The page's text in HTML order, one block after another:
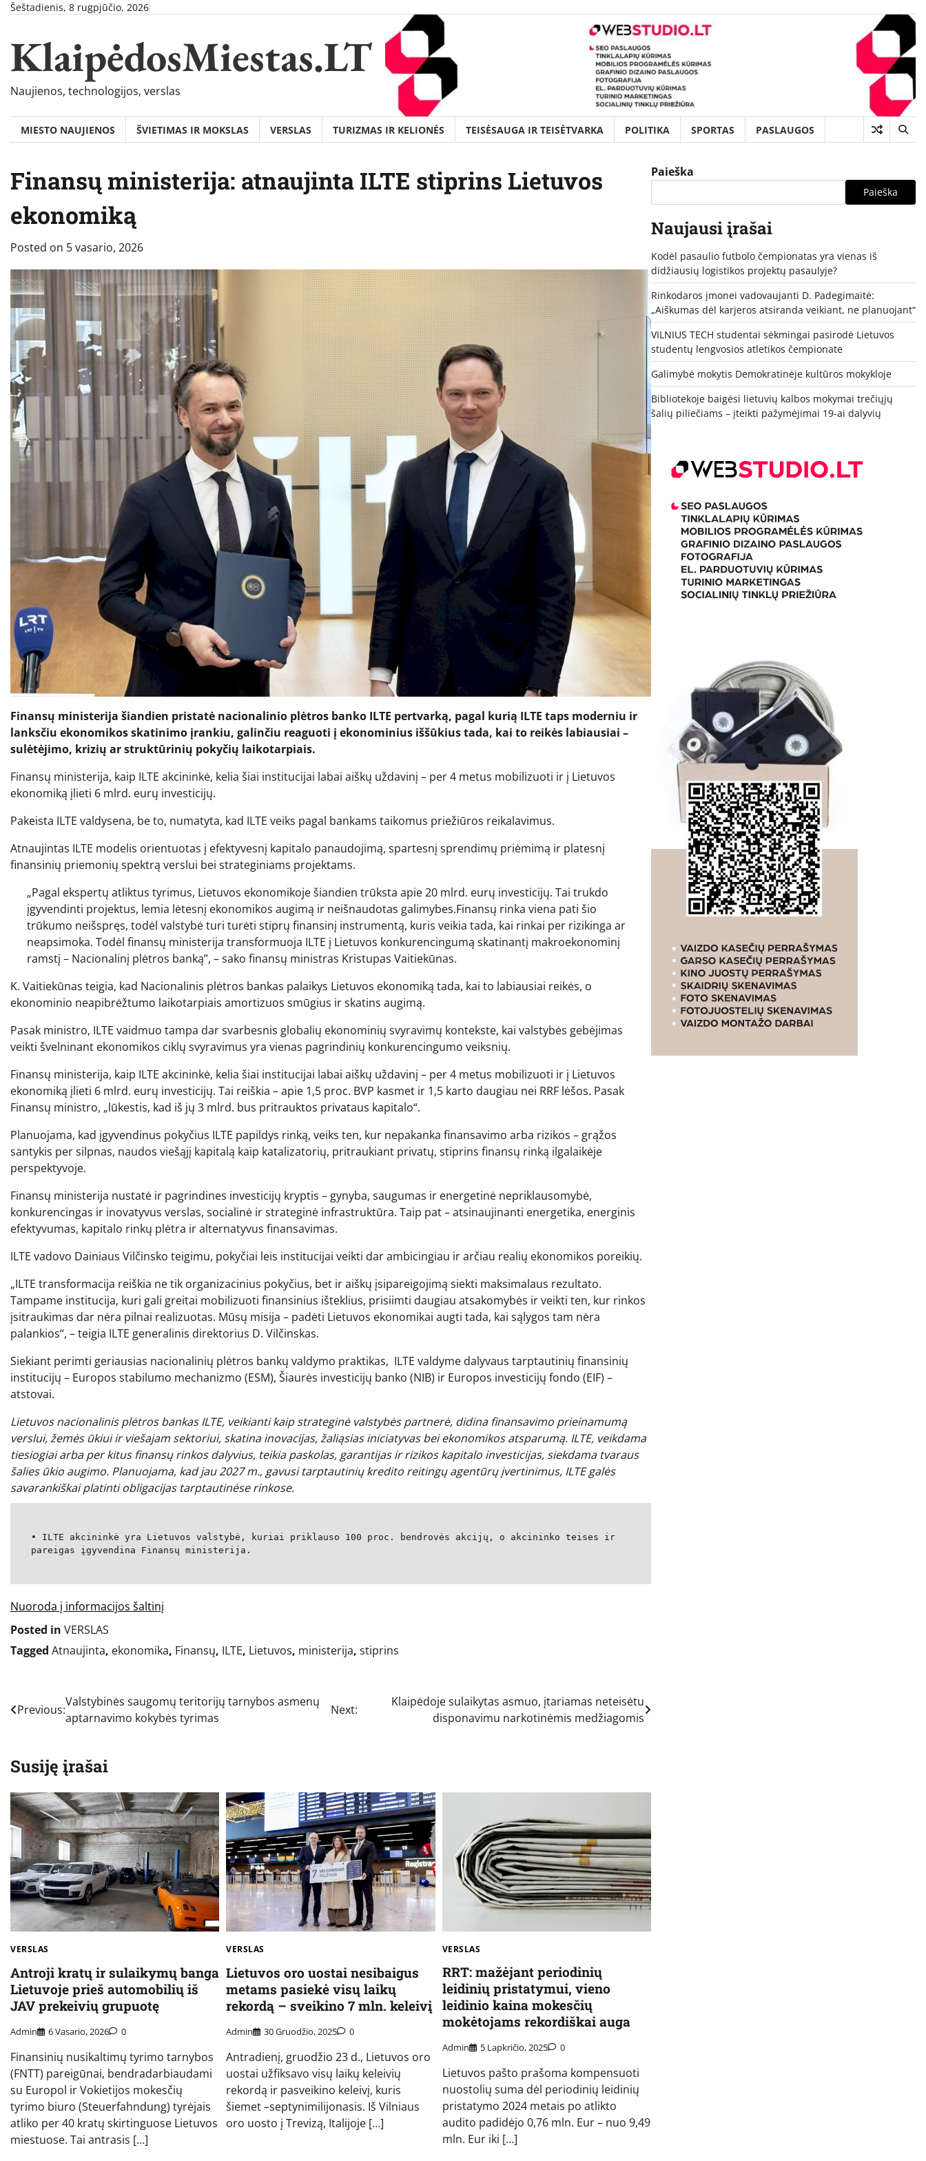
Skip
content
Šeštadienis, 8 rugpjūčio, 2026
KlaipėdosMiestas.LT
Naujienos, technologijos, verslas
MIESTO NAUJIENOS ŠVIETIMAS IR MOKSLAS VERSLAS TURIZMAS IR KELIONĖS TEISĖSAUGA IR TEISĖTVARKA POLITIKA SPORTAS PASLAUGOS
Finansų ministerija: atnaujinta ILTE stiprins Lietuvos
ekonomiką
Posted on 5 vasario, 2026
Finansų ministerija šiandien pristatė nacionalinio plėtros banko ILTE pertvarką, pagal kurią ILTE taps moderniu ir
lanksčiu ekonomikos skatinimo įrankiu, galinčiu reaguoti į ekonominius iššūkius tada, kai to reikės labiausiai –
sulėtėjimo, krizių ar struktūrinių pokyčių laikotarpiais.
Finansų ministerija, kaip ILTE akcininkė, kelia šiai institucijai labai aiškų uždavinį – per 4 metus mobilizuoti ir į Lietuvos
ekonomiką įlieti 6 mlrd. eurų investicijų.
Pakeista ILTE valdysena, be to, numatyta, kad ILTE veiks pagal bankams taikomus priežiūros reikalavimus.
Atnaujintas ILTE modelis orientuotas į efektyvesnį kapitalo panaudojimą, spartesnį sprendimų priėmimą ir platesnį
finansinių priemonių spektrą verslui bei strateginiams projektams.
„Pagal ekspertų atliktus tyrimus, Lietuvos ekonomikoje šiandien trūksta apie 20 mlrd. eurų investicijų. Tai trukdo
įgyvendinti projektus, lemia lėtesnį ekonomikos augimą ir neišnaudotas galimybes.Finansų rinka viena pati šio
trūkumo neišspręs, todėl valstybė turi turėti stiprų finansinį instrumentą, kuris veikia tada, kai rinkai per rizikinga ar
neapsimoka. Todėl finansų ministerija transformuoja ILTE į Lietuvos konkurencingumą skatinantį makroekonominį
ramstį – Nacionalinį plėtros banką”, – sako finansų ministras Kristupas Vaitiekūnas.
K. Vaitiekūnas teigia, kad Nacionalinis plėtros bankas palaikys Lietuvos ekonomiką tada, kai to labiausiai reikės, o
ekonominio neapibrėžtumo laikotarpiais amortizuos smūgius ir skatins augimą.
Pasak ministro, ILTE vaidmuo tampa dar svarbesnis globalių ekonominių svyravimų kontekste, kai valstybės gebėjimas
veikti švelninant ekonomikos ciklų svyravimus yra vienas pagrindinių konkurencingumo veiksnių.
Finansų ministerija, kaip ILTE akcininkė, kelia šiai institucijai labai aiškų uždavinį – per 4 metus mobilizuoti ir į Lietuvos
ekonomiką įlieti 6 mlrd. eurų investicijų. Tai reiškia – apie 1,5 proc. BVP kasmet ir 1,5 karto daugiau nei RRF lėšos. Pasak
Finansų ministro, „lūkestis, kad iš jų 3 mlrd. bus pritrauktos privataus kapitalo“.
Planuojama, kad įgyvendinus pokyčius ILTE papildys rinką, veiks ten, kur nepakanka finansavimo arba rizikos – grąžos
santykis per silpnas, naudos viešąjį kapitalą kaip katalizatorių, pritraukiant privatų, stiprins finansų rinką ilgalaikėje
perspektyvoje.
Finansų ministerija nustatė ir pagrindines investicijų kryptis – gynyba, saugumas ir energetinė nepriklausomybė,
konkurencingas ir inovatyvus verslas, socialinė ir strateginė infrastruktūra. Taip pat – atsinaujinanti energetika, energinis
efektyvumas, kapitalo rinkų plėtra ir alternatyvus finansavimas.
ILTE vadovo Dainiaus Vilčinsko teigimu, pokyčiai leis institucijai veikti dar ambicingiau ir arčiau realių ekonomikos poreikių.
„ILTE transformacija reiškia ne tik organizacinius pokyčius, bet ir aiškų įsipareigojimą siekti maksimalaus rezultato.
Tampame institucija, kuri gali greitai mobilizuoti finansinius išteklius, prisiimti daugiau atsakomybės ir veikti ten, kur rinkos
įsitraukimas dar nėra pilnai realizuotas. Mūsų misija – padėti Lietuvos ekonomikai augti tada, kai sąlygos tam nėra
palankios“, – teigia ILTE generalinis direktorius D. Vilčinskas.
Siekiant perimti geriausias nacionalinių plėtros bankų valdymo praktikas, ILTE valdyme dalyvaus tarptautinių finansinių
institucijų – Europos stabilumo mechanizmo (ESM), Šiaurės investicijų banko (NIB) ir Europos investicijų fondo (EIF) –
atstovai.
Lietuvos nacionalinis plėtros bankas ILTE, veikianti kaip strateginė valstybės partnerė, didina finansavimo prieinamumą
verslui, žemės ūkiui ir viešajam sektoriui, skatina inovacijas, žaliąsias iniciatyvas bei ekonomikos atsparumą. ILTE, veikdama
tiesiogiai arba per kitus finansų rinkos dalyvius, teikia paskolas, garantijas ir rizikos kapitalo investicijas, siekdama tvaraus
šalies ūkio augimo. Planuojama, kad jau 2027 m., gavusi tarptautinių kredito reitingų agentūrų įvertinimus, ILTE galės
savarankiškai platinti obligacijas tarptautinėse rinkose.
• ILTE akcininkė yra Lietuvos valstybė, kuriai priklauso 100 proc. bendrovės akcijų, o akcininko teises ir
pareigas įgyvendina Finansų ministerija.
Nuoroda į informacijos šaltinį
Posted in VERSLAS
Tagged Atnaujinta, ekonomika, Finansų, ILTE, Lietuvos, ministerija, stiprins
Navigacija
įrašų
Previous:
Valstybinės saugomų teritorijų tarnybos asmenų
aptarnavimo kokybės tyrimas
Next:
Klaipėdoje sulaikytas asmuo, įtariamas neteisėtu
disponavimu narkotinėmis medžiagomis
Susiję įrašai
VERSLAS
Antroji kratų ir sulaikymų banga
Lietuvoje prieš automobilių iš
JAV prekeivių grupuotę
Admin 6 Vasario, 2026 0
Finansinių nusikaltimų tyrimo tarnybos
(FNTT) pareigūnai, bendradarbiaudami
su Europol ir Vokietijos mokesčių
tyrimo biuro (Steuerfahndung) tyrėjais
atliko per 40 kratų skirtinguose Lietuvos
miestuose. Tai antrasis […]
VERSLAS
Lietuvos oro uostai nesibaigus
metams pasiekė visų laikų
rekordą – sveikino 7 mln. keleivį
Admin 30 Gruodžio, 2025 0
Antradienį, gruodžio 23 d., Lietuvos oro
uostai užfiksavo visų laikų keleivių
rekordą ir pasveikino keleivį, kuris
šiemet –septynimilijonasis. Iš Vilniaus
oro uosto į Trevizą, Italijoje […]
VERSLAS
RRT: mažėjant periodinių
leidinių pristatymui, vieno
leidinio kaina mokesčių
mokėtojams rekordiškai auga
Admin 5 Lapkričio, 2025 0
Lietuvos pašto prašoma kompensuoti
nuostolių suma dėl periodinių leidinių
pristatymo 2024 metais po atlikto
audito padidėjo 0,76 mln. Eur – nuo 9,49
mln. Eur iki […]
Paieška
Paieška
Naujausi įrašai
Kodėl pasaulio futbolo čempionatas yra vienas iš
didžiausių logistikos projektų pasaulyje?
Rinkodaros įmonei vadovaujanti D. Padegimaitė:
„Aiškumas dėl karjeros atsiranda veikiant, ne planuojant“
VILNIUS TECH studentai sėkmingai pasirodė Lietuvos
studentų lengvosios atletikos čempionate
Galimybė mokytis Demokratinėje kultūros mokykloje
Bibliotekoje baigėsi lietuvių kalbos mokymai trečiųjų
šalių piliečiams – įteikti pažymėjimai 19-ai dalyvių